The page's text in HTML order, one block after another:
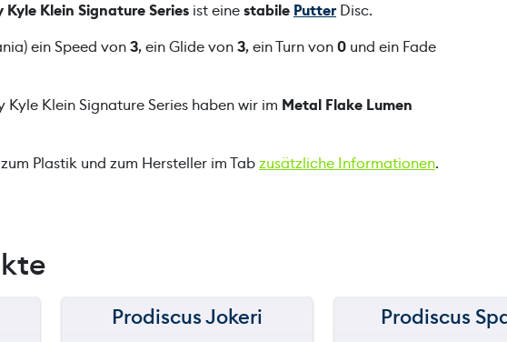
g
i
o
i
y
Kyle Klein Signature Series ist einestabile PutterDisc.
ein Speed von3, ein Glide von3, ein Turn von0 und ein Fade
Klein Signature Series haben wir im Metal Flake Lumen
Plastik und zum Hersteller im Tabzusätzliche Informationen.
150 m
Prodiscus Jokeri 150 m
Prodiscus